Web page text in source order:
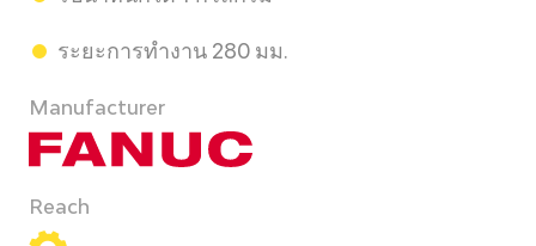
ระยะการทำงาน 280 มม.
Manufacturer
Reach